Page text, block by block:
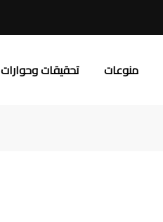
منوعات تحقيقات وحوارات